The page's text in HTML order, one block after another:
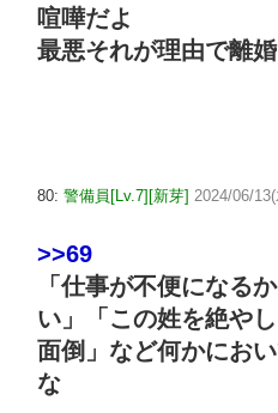
喧嘩だよ
最悪それが理由で離婚
80: 警備員[Lv.7][新芽] 2024/06/
>>69
「仕事が不便になる
い」「この姓を絶や
面倒」など何かにお
な